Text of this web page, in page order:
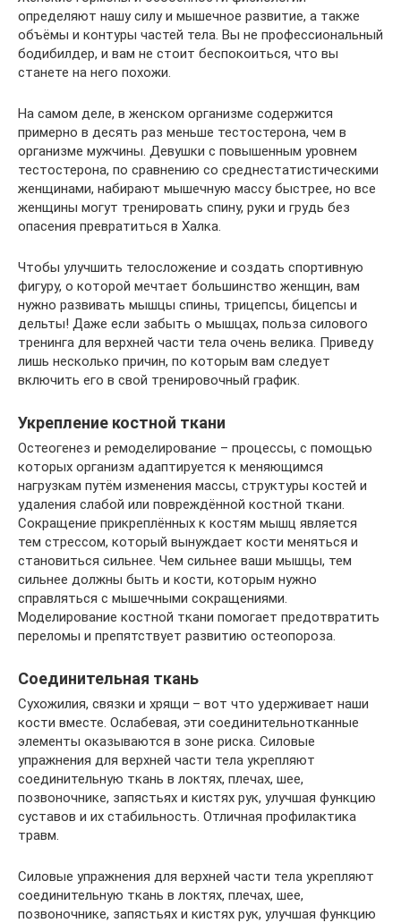
определяют нашу силу и мышечное развитие, а также
объёмы и контуры частей тела. Вы не профессиональный
бодибилдер, и вам не стоит беспокоиться, что вы
станете на него похожи.
На самом деле, в женском организме содержится
примерно в десять раз меньше тестостерона, чем в
организме мужчины. Девушки с повышенным уровнем
тестостерона, по сравнению со среднестатистическими
женщинами, набирают мышечную массу быстрее, но все
женщины могут тренировать спину, руки и грудь без
опасения превратиться в Халка.
Чтобы улучшить телосложение и создать спортивную
фигуру, о которой мечтает большинство женщин, вам
нужно развивать мышцы спины, трицепсы, бицепсы и
дельты! Даже если забыть о мышцах, польза силового
тренинга для верхней части тела очень велика. Приведу
лишь несколько причин, по которым вам следует
включить его в свой тренировочный график.
Укрепление костной ткани
Остеогенез и ремоделирование – процессы, с помощью
которых организм адаптируется к меняющимся
нагрузкам путём изменения массы, структуры костей и
удаления слабой или повреждённой костной ткани.
Сокращение прикреплённых к костям мышц является
тем стрессом, который вынуждает кости меняться и
становиться сильнее. Чем сильнее ваши мышцы, тем
сильнее должны быть и кости, которым нужно
справляться с мышечными сокращениями.
Моделирование костной ткани помогает предотвратить
переломы и препятствует развитию остеопороза.
Соединительная ткань
Сухожилия, связки и хрящи – вот что удерживает наши
кости вместе. Ослабевая, эти соединительнотканные
элементы оказываются в зоне риска. Силовые
упражнения для верхней части тела укрепляют
соединительную ткань в локтях, плечах, шее,
позвоночнике, запястьях и кистях рук, улучшая функцию
суставов и их стабильность. Отличная профилактика
травм.
Силовые упражнения для верхней части тела укрепляют
соединительную ткань в локтях, плечах, шее,
позвоночнике, запястьях и кистях рук, улучшая функцию